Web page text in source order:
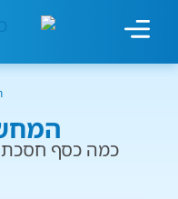
כמה כסף חסכת